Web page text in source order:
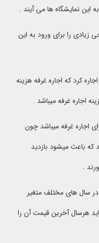
این نمایشگاه ها می آیند .
را برای ورود به این
کرد که اجاره غرفه هزینه
اجاره غرفه میباشد .
اجاره غرفه میباشد چون
که باعث میشود بازدید
.
در سال های مختلف متغیر
هرسال آخرین قیمت آن را